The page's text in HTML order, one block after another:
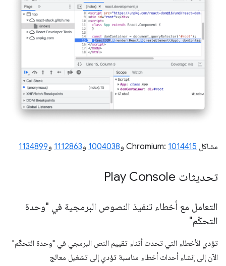
مشاكل Chromium: 1014415 و1004038 و1112863 و1134899
تحديثات Play Console
التعامل مع أخطاء تنفيذ النصوص البرمجية في "وحدة
التحكّم"
تؤدي الأخطاء التي تحدث أثناء تقييم النص البرمجي في "وحدة التحكّم"
الآن إلى إنشاء أحداث أخطاء مناسبة تؤدي إلى تشغيل معالج